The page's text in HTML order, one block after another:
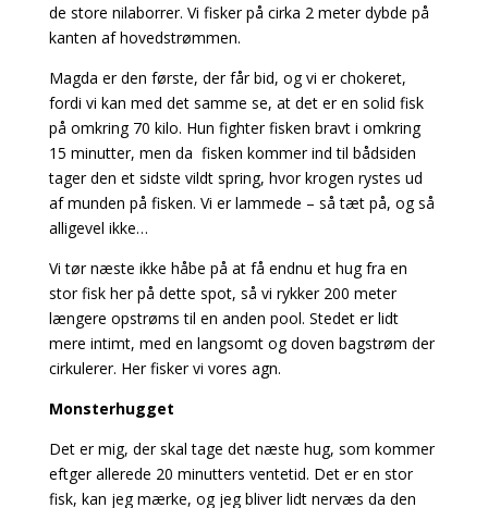
de store nilaborrer. Vi fisker på cirka 2 meter dybde på
kanten af hovedstrømmen.
Magda er den første, der får bid, og vi er chokeret,
fordi vi kan med det samme se, at det er en solid fisk
på omkring 70 kilo. Hun fighter fisken bravt i omkring
15 minutter, men da fisken kommer ind til bådsiden
tager den et sidste vildt spring, hvor krogen rystes ud
af munden på fisken. Vi er lammede – så tæt på, og så
alligevel ikke…
Vi tør næste ikke håbe på at få endnu et hug fra en
stor fisk her på dette spot, så vi rykker 200 meter
længere opstrøms til en anden pool. Stedet er lidt
mere intimt, med en langsomt og doven bagstrøm der
cirkulerer. Her fisker vi vores agn.
Monsterhugget
Det er mig, der skal tage det næste hug, som kommer
eftger allerede 20 minutters ventetid. Det er en stor
fisk, kan jeg mærke, og jeg bliver lidt nervæs da den